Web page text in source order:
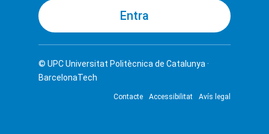
© UPCUniversitat Politècnica de Catalunya ·
BarcelonaTech
Contacte Accessibilitat Avís legal